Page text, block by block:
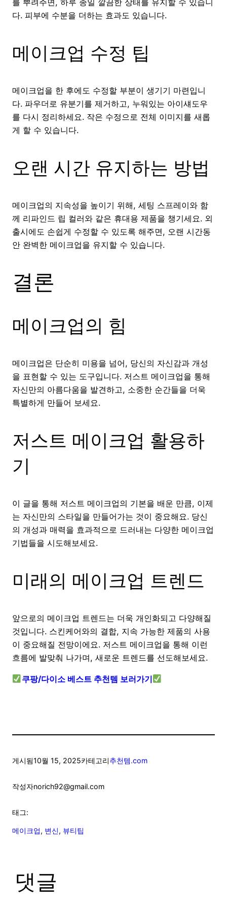
다. 피부에 수분을 더하는 효과도 있습니다.
메이크업 수정 팁
메이크업을 한 후에도 수정할 부분이 생기기 마련입니
다. 파우더로 유분기를 제거하고, 누워있는 아이섀도우
를 다시 정리하세요. 작은 수정으로 전체 이미지를 새롭
게 할 수 있습니다.
오랜 시간 유지하는 방법
메이크업의 지속성을 높이기 위해, 세팅 스프레이와 함
께 리파인드 립 컬러와 같은 휴대용 제품을 챙기세요. 외
출시에도 손쉽게 수정할 수 있도록 해주면, 오랜 시간동
안 완벽한 메이크업을 유지할 수 있습니다.
결론
메이크업의 힘
메이크업은 단순히 미용을 넘어, 당신의 자신감과 개성
을 표현할 수 있는 도구입니다. 저스트 메이크업을 통해
자신만의 아름다움을 발견하고, 소중한 순간들을 더욱
특별하게 만들어 보세요.
저스트 메이크업 활용하
기
이 글을 통해 저스트 메이크업의 기본을 배운 만큼, 이제
는 자신만의 스타일을 만들어가는 것이 중요해요. 당신
의 개성과 매력을 효과적으로 드러내는 다양한 메이크업
기법들을 시도해보세요.
미래의 메이크업 트렌드
앞으로의 메이크업 트렌드는 더욱 개인화되고 다양해질
것입니다. 스킨케어와의 결합, 지속 가능한 제품의 사용
이 중요해질 전망이에요. 저스트 메이크업을 통해 이런
흐름에 발맞춰 나가며, 새로운 트렌드를 선도해보세요.
쿠팡/다이소 베스트 추천템 보러가기
게시됨10월 15, 2025카테고리추천템.com
작성자norich92@gmail.com
태그:
메이크업, 변신, 뷰티팁
댓글